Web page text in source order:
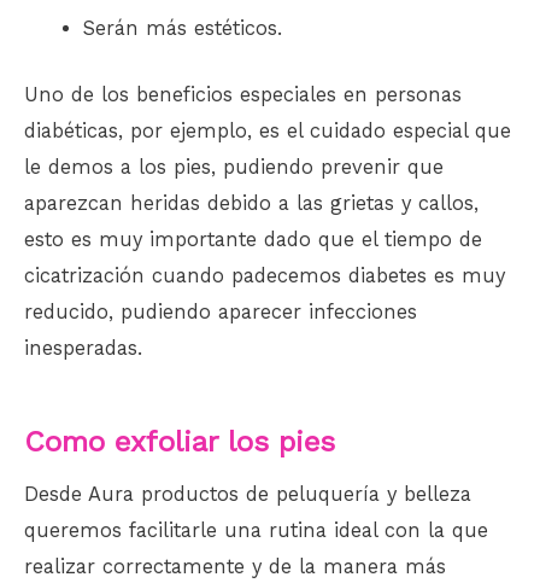
Serán más estéticos.
Uno de los beneficios especiales en personas
diabéticas, por ejemplo, es el cuidado especial que
le demos a los pies, pudiendo prevenir que
aparezcan heridas debido a las grietas y callos,
esto es muy importante dado que el tiempo de
cicatrización cuando padecemos diabetes es muy
reducido, pudiendo aparecer infecciones
inesperadas.
Como exfoliar los pies
Desde Aura productos de peluquería y belleza
queremos facilitarle una rutina ideal con la que
realizar correctamente y de la manera más